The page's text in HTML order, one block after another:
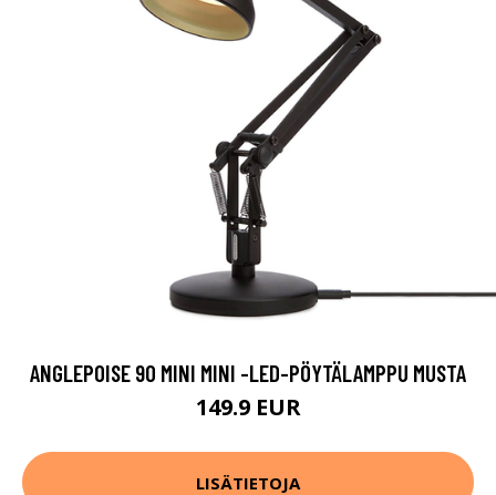
ANGLEPOISE 90 MINI MINI -LED-PÖYTÄLAMPPU MUSTA
149.9 EUR
LISÄTIETOJA